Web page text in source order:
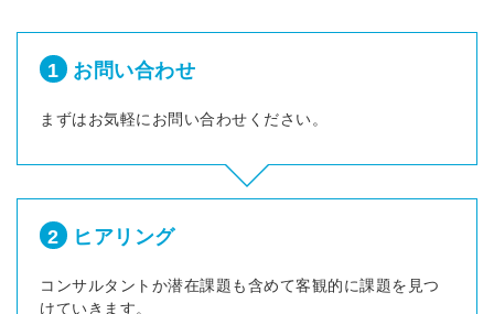
1 お問い合わせ
まずはお気軽にお問い合わせください。
2 ヒアリング
コンサルタントか潜在課題も含めて客観的に課題を見つ
けていきます。
する
でログイン
同意のうえ
登録する